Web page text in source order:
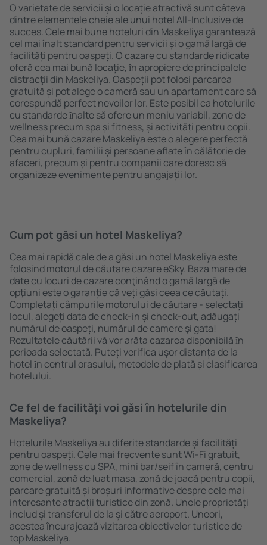
O varietate de servicii și o locație atractivă sunt câteva
dintre elementele cheie ale unui hotel All-Inclusive de
succes. Cele mai bune hoteluri din Maskeliya garantează
cel mai înalt standard pentru servicii și o gamă largă de
facilități pentru oaspeți. O cazare cu standarde ridicate
oferă cea mai bună locație, ȋn apropiere de principalele
distracţii din Maskeliya. Oaspeții pot folosi parcarea
gratuită și pot alege o cameră sau un apartament care să
corespundă perfect nevoilor lor. Este posibil ca hotelurile
cu standarde ȋnalte să ofere un meniu variabil, zone de
wellness precum spa și fitness, și activități pentru copii.
Cea mai bună cazare Maskeliya este o alegere perfectă
pentru cupluri, familii și persoane aflate în călătorie de
afaceri, precum și pentru companii care doresc să
organizeze evenimente pentru angajații lor.
Cum pot găsi un hotel Maskeliya?
Cea mai rapidă cale de a găsi un hotel Maskeliya este
folosind motorul de căutare cazare eSky. Baza mare de
date cu locuri de cazare conţinând o gamă largă de
opţiuni este o garanție că veți găsi ceea ce căutați.
Completați câmpurile motorului de căutare - selectați
locul, alegeți data de check-in și check-out, adăugați
numărul de oaspeți, numărul de camere şi gata!
Rezultatele căutării vă vor arăta cazarea disponibilă ȋn
perioada selectată. Puteți verifica uşor distanța de la
hotel ȋn centrul orașului, metodele de plată și clasificarea
hotelului.
Ce fel de facilităţi voi găsi ȋn hotelurile din
Maskeliya?
Hotelurile Maskeliya au diferite standarde și facilități
pentru oaspeți. Cele mai frecvente sunt Wi-Fi gratuit,
zone de wellness cu SPA, mini bar/seif în cameră, centru
comercial, zonă de luat masa, zonă de joacă pentru copii,
parcare gratuită și broșuri informative despre cele mai
interesante atracții turistice din zonă. Unele proprietăți
includ și transferul de la și către aeroport. Uneori,
acestea încurajează vizitarea obiectivelor turistice de
top Maskeliya.